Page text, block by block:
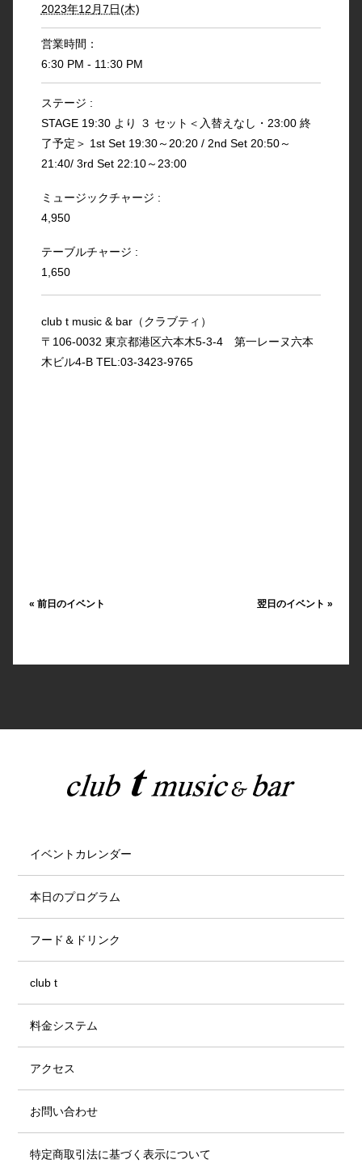
2023年12月7日(木)
営業時間：
6:30 PM - 11:30 PM
ステージ :
STAGE 19:30 より ３ セット＜入替えなし・23:00 終
了予定＞ 1st Set 19:30～20:20 / 2nd Set 20:50～
21:40/ 3rd Set 22:10～23:00
ミュージックチャージ :
4,950
テーブルチャージ :
1,650
club t music & bar（クラブティ）
〒106-0032 東京都港区六本木5-3-4 第一レーヌ六本
木ビル4-B TEL:03-3423-9765
« 前日のイベント 翌日のイベント»
イベントカレンダー
本日のプログラム
フード＆ドリンク
club t
料金システム
アクセス
お問い合わせ
特定商取引法に基づく表示について